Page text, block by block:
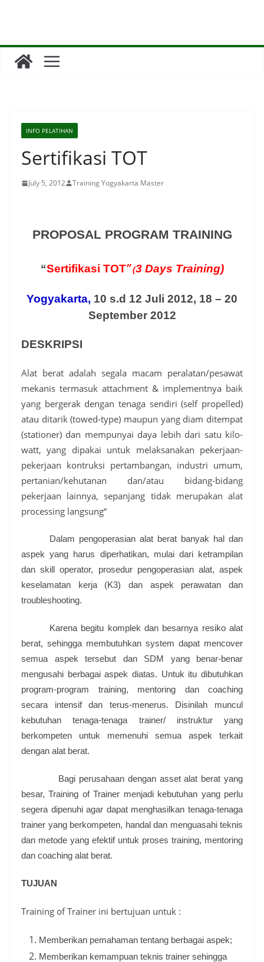
INFO PELATIHAN
Sertifikasi TOT
July 5, 2012 Training Yogyakarta Master
PROPOSAL PROGRAM TRAINING
“Sertifikasi TOT”(3Days Training)
Yogyakarta, 10 s.d 12 Juli 2012, 18 – 20
September 2012
DESKRIPSI
Alat berat adalah segala macam peralatan/pesawat
mekanis termasuk attachment & implementnya baik
yang bergerak dengan tenaga sendiri (self propelled)
atau ditarik (towed-type) maupun yang diam ditempat
(stationer) dan mempunyai daya lebih dari satu kilo-
watt, yang dipakai untuk melaksanakan pekerjaan-
pekerjaan kontruksi pertambangan, industri umum,
pertanian/kehutanan dan/atau bidang-bidang
pekerjaan lainnya, sepanjang tidak merupakan alat
processing langsung“
Dalam pengoperasian alat berat banyak hal dan
aspek yang harus diperhatikan, mulai dari ketrampilan
dan skill operator, prosedur pengoperasian alat, aspek
keselamatan kerja (K3) dan aspek perawatan dan
troubleshooting.
Karena begitu komplek dan besarnya resiko alat
berat, sehingga membutuhkan system dapat mencover
semua aspek tersebut dan SDM yang benar-benar
mengusahi berbagai aspek diatas. Untuk itu dibutuhkan
program-program training, mentoring dan coaching
secara intensif dan terus-menerus. Disinilah muncul
kebutuhan tenaga-tenaga trainer/ instruktur yang
berkompeten untuk memenuhi semua aspek terkait
dengan alat berat.
Bagi perusahaan dengan asset alat berat yang
besar, Training of Trainer menjadi kebutuhan yang perlu
segera dipenuhi agar dapat menghasilkan tenaga-tenaga
trainer yang berkompeten, handal dan menguasahi teknis
dan metode yang efektif untuk proses training, mentoring
dan coaching alat berat.
TUJUAN
Training of Trainer ini bertujuan untuk :
Memberikan pemahaman tentang berbagai aspek;
Memberikan kemampuan teknis trainer sehingga